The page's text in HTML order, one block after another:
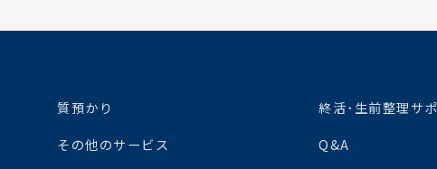
質預かり 終活･生前整理サ
その他のサービス Q&A